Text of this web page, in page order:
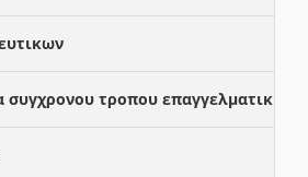
συγχρονου τροπου επαγγελματικης